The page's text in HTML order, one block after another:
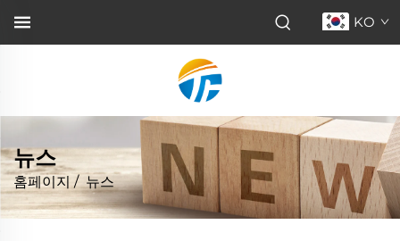
KO
뉴스
홈페이지 /뉴스